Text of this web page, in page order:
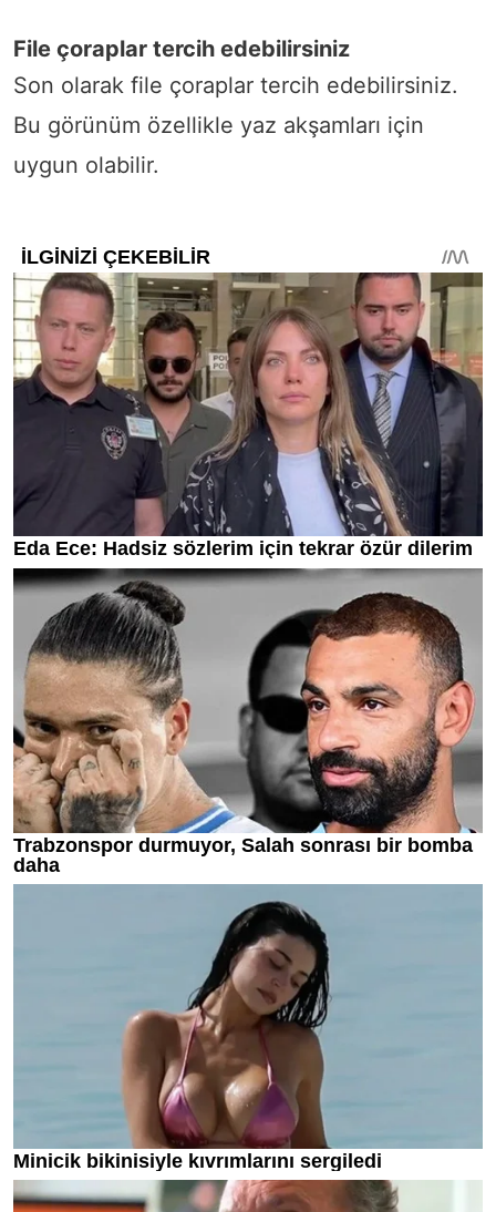
File çoraplar tercih edebilirsiniz
Son olarak file çoraplar tercih edebilirsiniz.
Bu görünüm özellikle yaz akşamları için
uygun olabilir.